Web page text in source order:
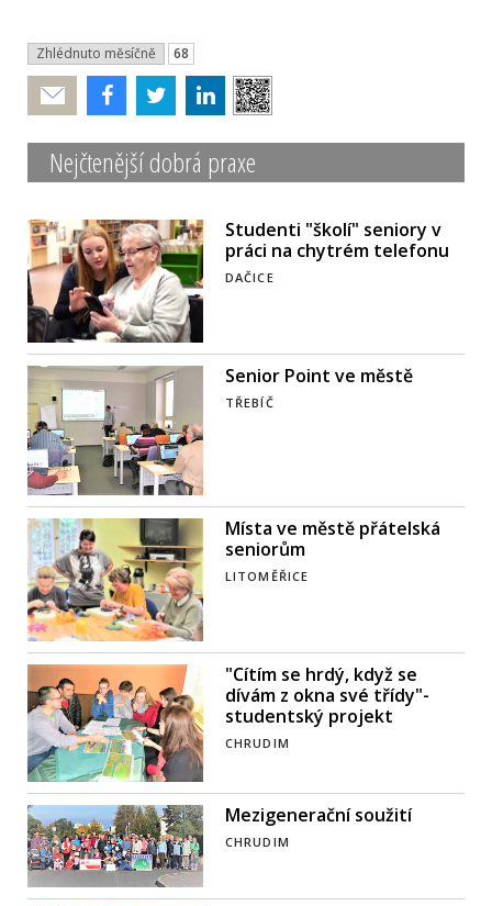
Zhlédnuto měsíčně 68
Poslat
Nejčtenější dobrá praxe
Studenti "školí" seniory v
práci na chytrém telefonu
DAČICE
Senior Point ve městě
TŘEBÍČ
Místa ve městě přátelská
seniorům
LITOMĚŘICE
"Cítím se hrdý, když se
dívám z okna své třídy"-
studentský projekt
CHRUDIM
Mezigenerační soužití
CHRUDIM